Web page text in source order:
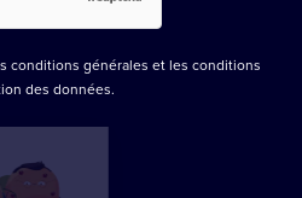
conditions générales et les conditions
des données.